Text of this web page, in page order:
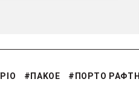
# ΠΑΚΟΕ # ΠΟΡΤΟ ΡΑΦΤΗ